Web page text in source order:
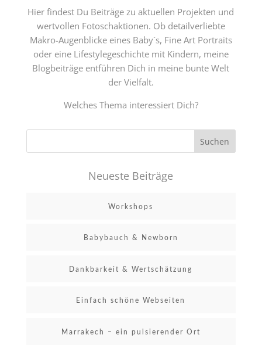
Hier findest Du Beiträge zu aktuellen Projekten und
wertvollen Fotoschaktionen. Ob detailverliebte
Makro-Augenblicke eines Baby´s, Fine Art Portraits
oder eine Lifestylegeschichte mit Kindern, meine
Blogbeiträge entführen Dich in meine bunte Welt
der Vielfalt.
Welches Thema interessiert Dich?
Neueste Beiträge
Workshops
Babybauch & Newborn
Dankbarkeit & Wertschätzung
Einfach schöne Webseiten
Marrakech – ein pulsierender Ort